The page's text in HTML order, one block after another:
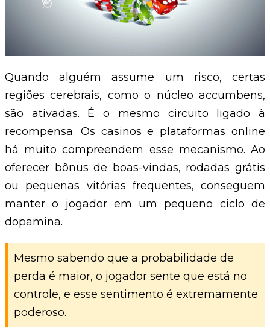
Quando alguém assume um risco, certas
regiões cerebrais, como o núcleo accumbens,
são ativadas. É o mesmo circuito ligado à
recompensa. Os casinos e plataformas online
há muito compreendem esse mecanismo. Ao
oferecer bônus de boas-vindas, rodadas grátis
ou pequenas vitórias frequentes, conseguem
manter o jogador em um pequeno ciclo de
dopamina.
Mesmo sabendo que a probabilidade de
perda é maior, o jogador sente que está no
controle, e esse sentimento é extremamente
poderoso.